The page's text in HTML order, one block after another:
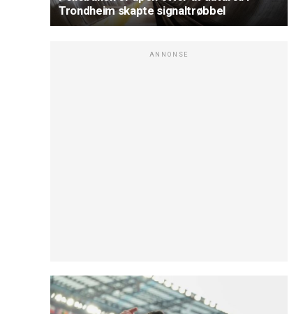
Trondheim skapte signaltrøbbel
ANNONSE